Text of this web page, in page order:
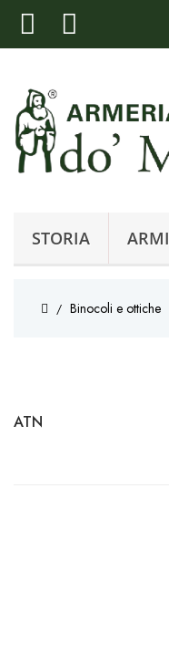
STORIA ARMI
Binocoli e ottiche
ATN